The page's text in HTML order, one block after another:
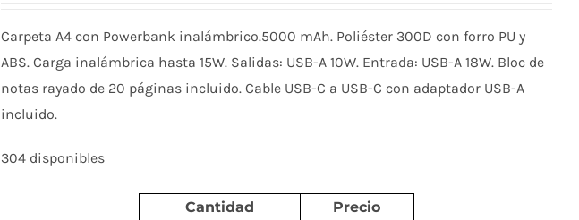
Carpeta A4 con Powerbank inalámbrico.5000 mAh. Poliéster 300D con forro PU y
ABS. Carga inalámbrica hasta 15W. Salidas: USB-A 10W. Entrada: USB-A 18W. Bloc de
notas rayado de 20 páginas incluido. Cable USB-C a USB-C con adaptador USB-A
incluido.
304 disponibles
Cantidad
Precio